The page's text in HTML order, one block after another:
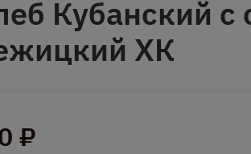
Кубанский с
ХК
₽